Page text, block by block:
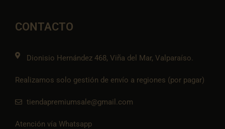
o
k
r
a
p
e
CONTACTO
Dionisio Hernández 468, Viña del Mar, Valparaíso.
Realizamos solo gestión de envío a regiones (por pagar)
tiendapremiumsale@gmail.com
Atención vía Whatsapp